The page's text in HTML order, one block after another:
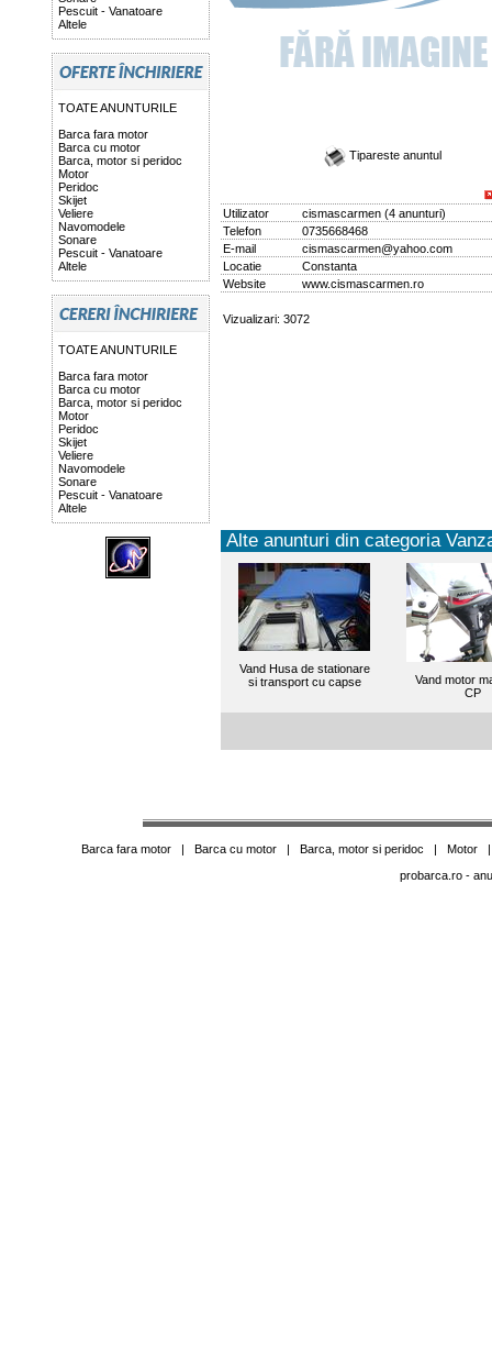
Pescuit - Vanatoare
Altele
TOATE ANUNTURILE
Barca fara motor
Barca cu motor
Barca, motor si peridoc
Motor
Peridoc
Skijet
Veliere
Navomodele
Sonare
Pescuit - Vanatoare
Altele
TOATE ANUNTURILE
Barca fara motor
Barca cu motor
Barca, motor si peridoc
Motor
Peridoc
Skijet
Veliere
Navomodele
Sonare
Pescuit - Vanatoare
Altele
Tipareste anuntul
Utilizator cismascarmen(4 anunturi)
Telefon
0735668468
E-mail
cismascarmen@yahoo.com
Locatie
Constanta
Website
www.cismascarmen.ro
Vizualizari: 3072
Alte anunturi din categoria
Vand Husa de stationare
si transport cu capse
Vand motor
CP
Barca fara motor| Barca cu motor| Barca, motor si peridoc | Motor
probarca.ro-